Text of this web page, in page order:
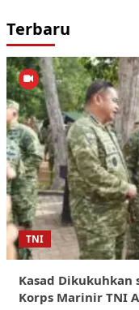
Terbaru
TNI
Kasad Dikukuhkan
Korps Marinir TNI